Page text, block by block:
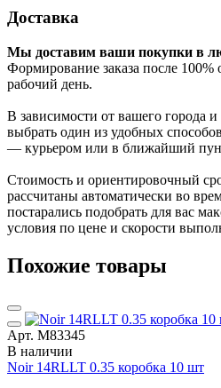
Доставка
Мы доставим ваши покупки в
Формирование заказа после 100%
рабочий день.
В зависимости от вашего города
выбрать один из удобных
— курьером или в ближайший
Стоимость и ориентировочный
рассчитаны автоматически во
постарались подобрать для вас
условия по цене и скорости
Похожие товары
Арт. М83345
В наличии
Noir 14RLLT 0.35 коробка 10 шт